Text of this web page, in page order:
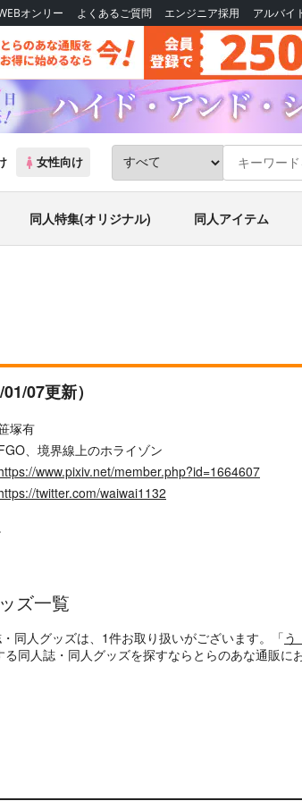
オンリー よくあるご質問 エンジニア採用 アルバイ
女性向け
同人特集(オリジナル) 同人アイテム
07更新）
塚有
、境界線上のホライゾン
www.pixiv.net/member.php?id=1664607
twitter.com/waiwai1132
ズ一覧
同人グッズは、1件お取り扱いがございます。「う
同人誌・同人グッズを探すならとらのあな通販に